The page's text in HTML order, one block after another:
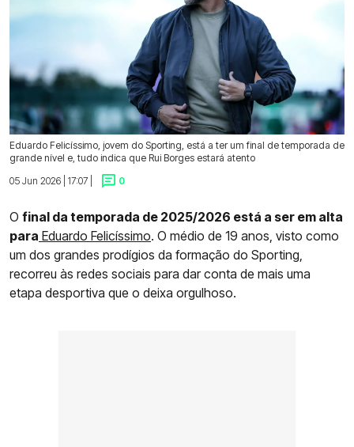
Eduardo Felicíssimo, jovem do Sporting, está a ter um final de temporada de
grande nível e, tudo indica que Rui Borges estará atento
05 Jun 2026 | 17:07 |
0
O final da temporada de 2025/2026 está a ser em alta
para Eduardo Felicíssimo. O médio de 19 anos, visto como
um dos grandes prodígios da formação do Sporting,
recorreu às redes sociais para dar conta de mais uma
etapa desportiva que o deixa orgulhoso.